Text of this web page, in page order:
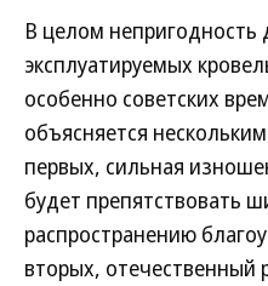
В целом непригодность
эксплуатируемых
особенно советских
объясняется
первых, сильная
будет препятствовать
распространению
вторых, отечественный